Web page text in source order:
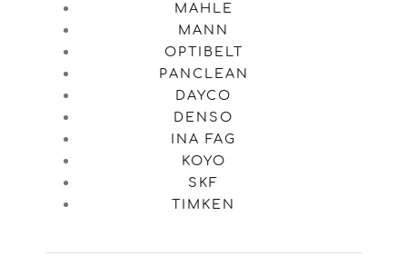
MAHLE
MANN
OPTIBELT
PANCLEAN
DAYCO
DENSO
INA FAG
KOYO
SKF
TIMKEN